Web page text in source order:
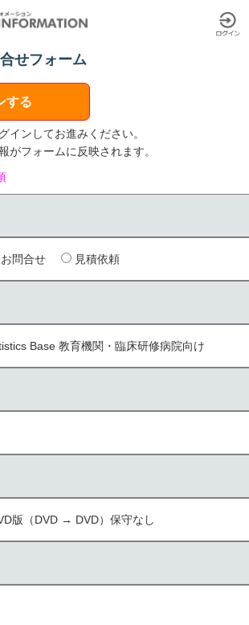
せフォーム
する
インしてお進みください。
がフォームに反映されます。
お問合せ 見積依頼
Base 教育機関・臨床研修病院向け
版（DVD → DVD）保守なし